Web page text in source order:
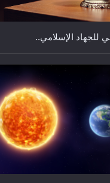
للجهاد الإسلامي..